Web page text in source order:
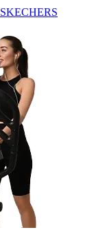
SKECHERS